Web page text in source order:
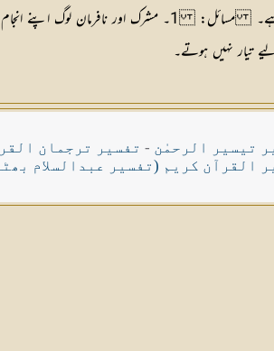
ہے۔مسائل:
تیسیر الرحمٰن - تفسیر ترجمان
القرآن کریم (تفسیر عبدالسلام